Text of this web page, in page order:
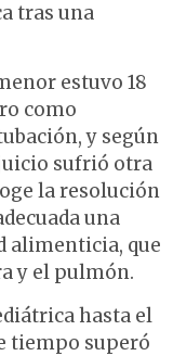
tras una
estuvo 18
como
y según
sufrió otra
la resolución
una
alimenticia, que
y el pulmón.
hasta el
tiempo superó